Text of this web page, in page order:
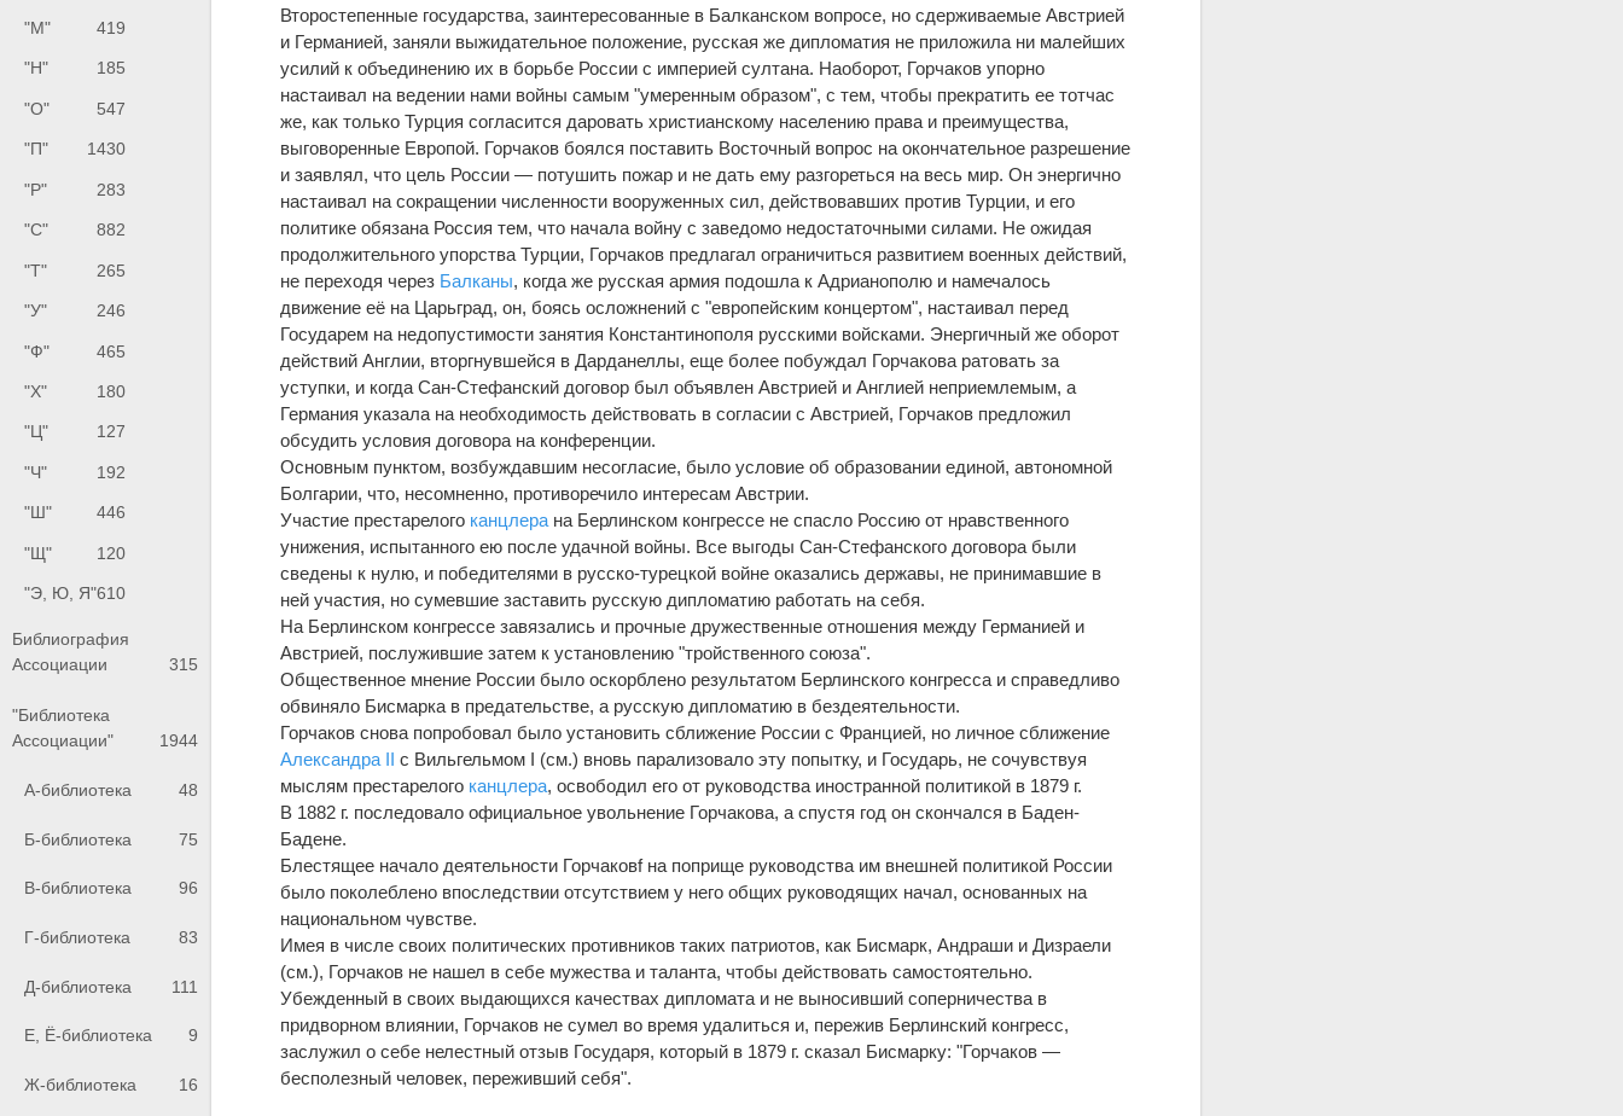
"М" 419
"Н" 185
"О" 547
"П" 1430
"Р" 283
"С" 882
"Т" 265
"У" 246
"Ф" 465
"Х" 180
"Ц" 127
"Ч" 192
"Ш" 446
"Щ" 120
"Э, Ю, Я"610
Библиография
Ассоциации
315
"Библиотека
Ассоциации"
1944
А-библиотека 48
Б-библиотека 75
В-библиотека 96
Г-библиотека 83
Д-библиотека 111
Е, Ё-библиотека 9
Ж-библиотека 16
Второстепенные государства, заинтересованные в Балканском вопросе, но сдерживаемые Австрией
и Германией, заняли выжидательное положение, русская же дипломатия не приложила ни малейших
усилий к объединению их в борьбе России с империей султана. Наоборот, Горчаков упорно
настаивал на ведении нами войны самым "умеренным образом", с тем, чтобы прекратить ее тотчас
же, как только Турция согласится даровать христианскому населению права и преимущества,
выговоренные Европой. Горчаков боялся поставить Восточный вопрос на окончательное разрешение
и заявлял, что цель России — потушить пожар и не дать ему разгореться на весь мир. Он энергично
настаивал на сокращении численности вооруженных сил, действовавших против Турции, и его
политике обязана Россия тем, что начала войну с заведомо недостаточными силами. Не ожидая
продолжительного упорства Турции, Горчаков предлагал ограничиться развитием военных действий,
не переходя через Балканы, когда же русская армия подошла к Адрианополю и намечалось
движение её на Царьград, он, боясь осложнений с "европейским концертом", настаивал перед
Государем на недопустимости занятия Константинополя русскими войсками. Энергичный же оборот
действий Англии, вторгнувшейся в Дарданеллы, еще более побуждал Горчакова ратовать за
уступки, и когда Сан-Стефанский договор был объявлен Австрией и Англией неприемлемым, а
Германия указала на необходимость действовать в согласии с Австрией, Горчаков предложил
обсудить условия договора на конференции.
Основным пунктом, возбуждавшим несогласие, было условие об образовании единой, автономной
Болгарии, что, несомненно, противоречило интересам Австрии.
Участие престарелого канцлера на Берлинском конгрессе не спасло Россию от нравственного
унижения, испытанного ею после удачной войны. Все выгоды Сан-Стефанского договора были
сведены к нулю, и победителями в русско-турецкой войне оказались державы, не принимавшие в
ней участия, но сумевшие заставить русскую дипломатию работать на себя.
На Берлинском конгрессе завязались и прочные дружественные отношения между Германией и
Австрией, послужившие затем к установлению "тройственного союза".
Общественное мнение России было оскорблено результатом Берлинского конгресса и справедливо
обвиняло Бисмарка в предательстве, а русскую дипломатию в бездеятельности.
Горчаков снова попробовал было установить сближение России с Францией, но личное сближение
Александра II с Вильгельмом I (см.) вновь парализовало эту попытку, и Государь, не сочувствуя
мыслям престарелого канцлера, освободил его от руководства иностранной политикой в 1879 г.
В 1882 г. последовало официальное увольнение Горчакова, а спустя год он скончался в Баден-
Бадене.
Блестящее начало деятельности Горчаковf на поприще руководства им внешней политикой России
было поколеблено впоследствии отсутствием у него общих руководящих начал, основанных на
национальном чувстве.
Имея в числе своих политических противников таких патриотов, как Бисмарк, Андраши и Дизраели
(см.), Горчаков не нашел в себе мужества и таланта, чтобы действовать самостоятельно.
Убежденный в своих выдающихся качествах дипломата и не выносивший соперничества в
придворном влиянии, Горчаков не сумел во время удалиться и, пережив Берлинский конгресс,
заслужил о себе нелестный отзыв Государя, который в 1879 г. сказал Бисмарку: "Горчаков —
бесполезный человек, переживший себя".